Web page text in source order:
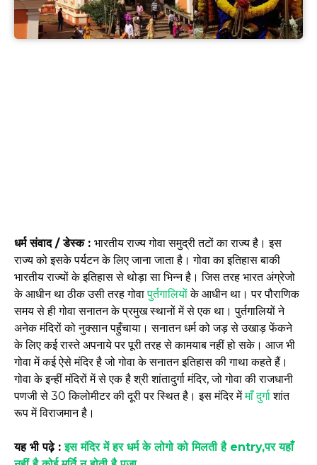
धर्म संवाद / डेस्क : भारतीय राज्य गोवा समुद्री तटों का राज्य है। इस
राज्य को इसके पर्यटन के लिए जाना जाता है। गोवा का इतिहास बाकी
भारतीय राज्यों के इतिहास से थोड़ा सा भिन्न है। जिस तरह भारत अंग्रेजो
के आधीन था ठीक उसी तरह गोवापुर्तगालियोंके आधीन था। पर पौराणिक
समय से ही गोवा सनातन के प्रमुख स्थानों में से एक था। पुर्तगालियों ने
अनेक मंदिरों को नुक्सान पहुँचाया। सनातन धर्म को जड़ से उखाड़ फेंकने
के लिए कई रास्ते अपनाये पर पूरी तरह से कामयाब नहीं हो सके। आज भी
गोवा में कई ऐसे मंदिर है जो गोवा के सनातन इतिहास की गाथा कहते हैं।
गोवा के इन्हीं मंदिरों में से एक है श्री शांतादुर्गा मंदिर, जो गोवा की राजधानी
पणजी से 30 किलोमीटर की दूरी पर स्थित है। इस मंदिर मेंमाँ दुर्गाशांत
रूप में विराजमान है।
यह भी पढ़े :इस मंदिर में हर धर्म के लोगो को मिलती है entry,पर यहाँ